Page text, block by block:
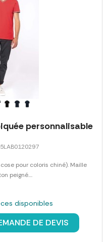
personnalisable
pour coloris chiné). Maille
peigné....
disponibles
DE DEVIS